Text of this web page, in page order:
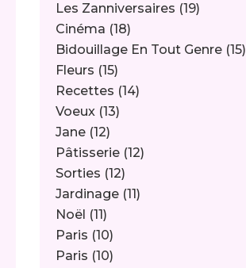
Les Zanniversaires (19)
Cinéma (18)
Bidouillage En Tout Genre (15)
Fleurs (15)
Recettes (14)
Voeux (13)
Jane (12)
Pâtisserie (12)
Sorties (12)
Jardinage (11)
Noël (11)
Paris (10)
Paris (10)